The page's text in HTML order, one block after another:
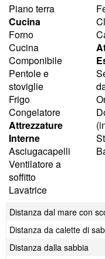
Piano terra
Cucina
Forno
Cucina
Componibile
Pentole e
stoviglie
Frigo
Congelatore
Attrezzature
Interne
Asciugacapelli
Ventilatore a
soffitto
Lavatrice
Distanza dal mare con
Distanza da calette di
Distanza dalla sabbia